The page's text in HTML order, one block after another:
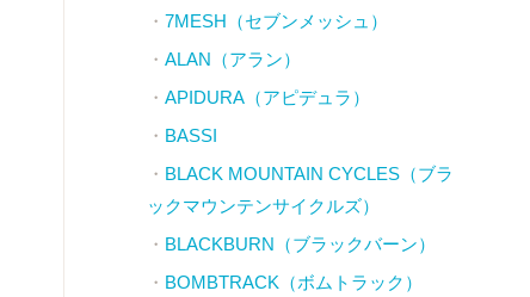
7MESH（セブンメッシュ）
ALAN（アラン）
APIDURA（アピデュラ）
BASSI
BLACK MOUNTAIN CYCLES（ブラ
ックマウンテンサイクルズ）
BLACKBURN（ブラックバーン）
BOMBTRACK（ボムトラック）